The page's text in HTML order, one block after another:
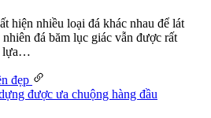
hiện nhiều loại đá khác nhau để lát
đá băm lục giác vẫn được rất
lựa…
được ưa chuộng hàng đầu